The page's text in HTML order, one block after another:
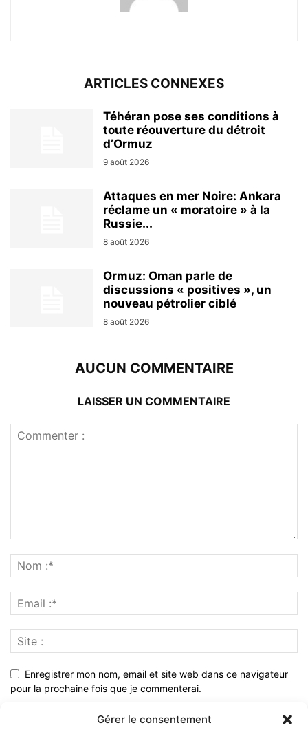
Gérer le consentement
ARTICLES CONNEXES
Téhéran pose ses conditions à
toute réouverture du détroit
d’Ormuz
9 août 2026
Attaques en mer Noire: Ankara
réclame un « moratoire » à la
Russie...
8 août 2026
Ormuz: Oman parle de
discussions « positives », un
nouveau pétrolier ciblé
8 août 2026
AUCUN COMMENTAIRE
LAISSER UN COMMENTAIRE
Enregistrer mon nom, email et site web dans ce navigateur
pour la prochaine fois que je commenterai.